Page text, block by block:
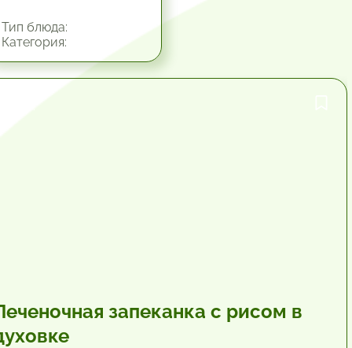
блюда:
запеканка с рисом в